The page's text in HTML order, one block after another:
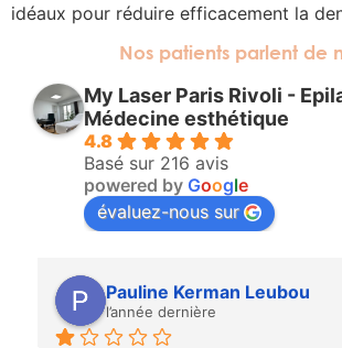
idéaux pour réduire efficacement la
Nos patients parlent de
My Laser Paris Rivoli -
Médecine esthétique
4.8
Basé sur 216 avis
powered by Google
évaluez-nous sur
Pauline Kerman Leubou
l’année dernière